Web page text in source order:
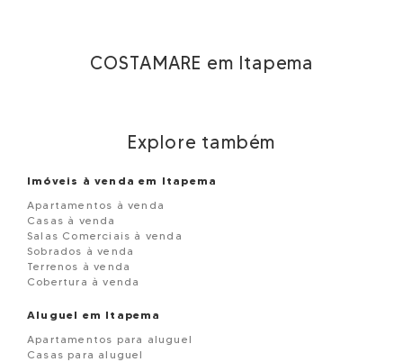
COSTAMARE em Itapema
Explore também
Imóveis à venda em Itapema
Apartamentos à venda
Casas à venda
Salas Comerciais à venda
Sobrados à venda
Terrenos à venda
Cobertura à venda
Aluguel em Itapema
Apartamentos para aluguel
Casas para aluguel